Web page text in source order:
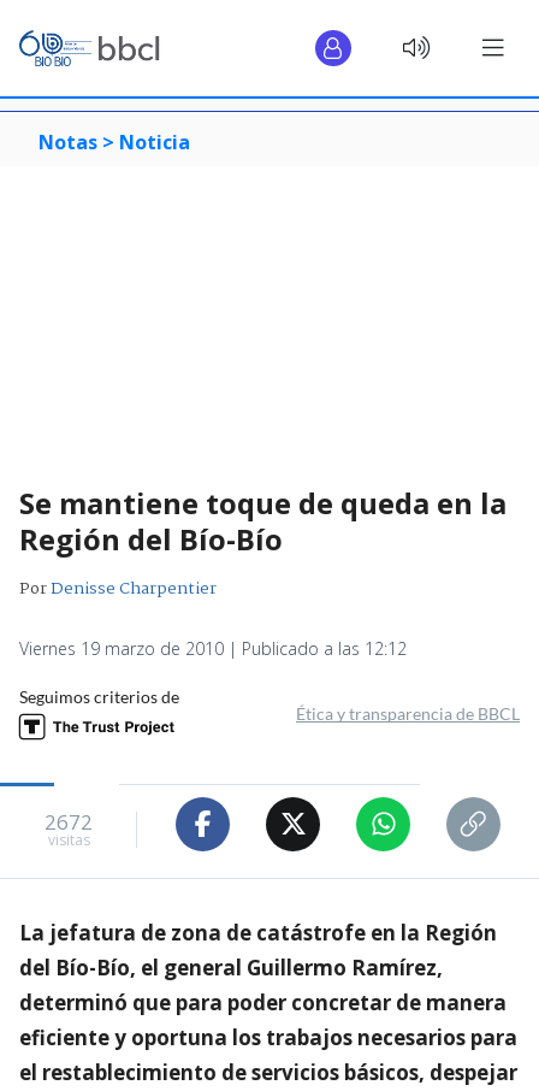
Notas > Noticia
Se mantiene toque de queda en la
Región del Bío-Bío
PorDenisse Charpentier
Viernes 19 marzo de 2010 | Publicado a las 12:12
Seguimos criterios de
Ética y transparencia de BBCL
2672
visitas
La jefatura de zona de catástrofe en la Región
del Bío-Bío, el general Guillermo Ramírez,
determinó que para poder concretar de manera
eficiente y oportuna los trabajos necesarios para
el restablecimiento de servicios básicos, despejar